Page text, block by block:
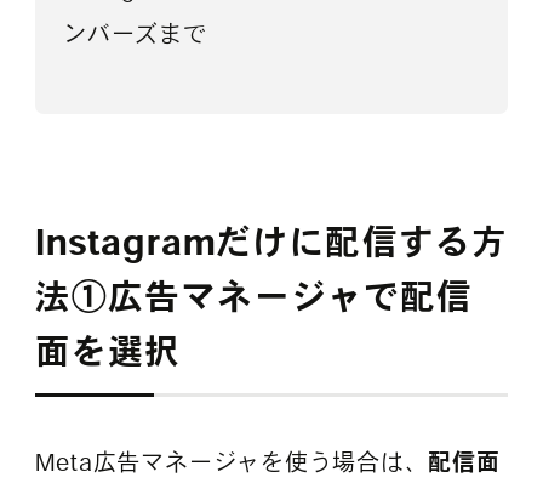
ンバーズまで
Instagramだけに配信する方
法①広告マネージャで配信
面を選択
Meta広告マネージャを使う場合は、 配信面